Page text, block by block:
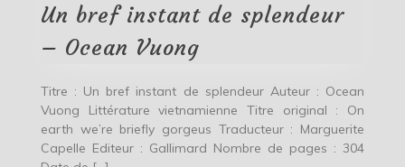
Ocean
Un bref instant de splendeur
– Ocean Vuong
Titre : Un bref instant de splendeur Auteur : Ocean
Vuong Littérature vietnamienne Titre original : On
earth we’re briefly gorgeus Traducteur : Marguerite
Capelle Editeur : Gallimard Nombre de pages : 304